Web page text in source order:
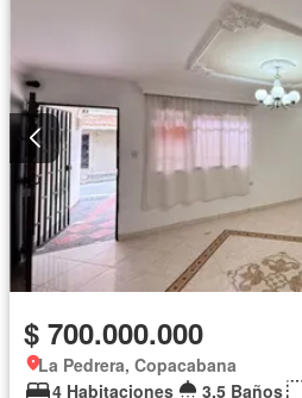
$ 700.000.000
La Pedrera, Copacabana
4 Habitaciones
3,5 Baños